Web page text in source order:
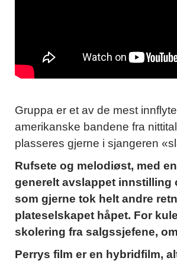
Gruppa er et av de mest
amerikanske bandene fra
plasseres gjerne i sjangeren
Rufsete og melodiøst, med
generelt avslappet innstilling
som gjerne tok helt andre
plateselskapet håpet. For
skolering fra salgssjefene,
Perrys film er en hybridfilm,